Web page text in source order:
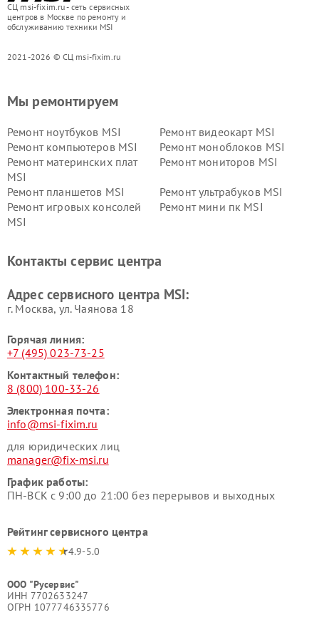
СЦ msi-fixim.ru - сеть сервисных
центров в Москве по ремонту и
обслуживанию техники MSI
2021-2026 © СЦ msi-fixim.ru
Мы ремонтируем
Ремонт ноутбуков MSI
Ремонт видеокарт MSI
Ремонт компьютеров MSI
Ремонт моноблоков MSI
Ремонт материнских плат
MSI
Ремонт мониторов MSI
Ремонт планшетов MSI
Ремонт ультрабуков MSI
Ремонт игровых консолей
MSI
Ремонт мини пк MSI
Контакты сервис центра
Адрес сервисного центра MSI:
г. Москва, ул. Чаянова 18
Горячая линия:
+7 (495) 023-73-25
Контактный телефон:
8 (800) 100-33-26
Электронная почта:
info@msi-fixim.ru
для юридических лиц
manager@fix-msi.ru
График работы:
ПН-ВСК с 9:00 до 21:00 без перерывов и выходных
Рейтинг сервисного центра
4.9-5.0
ООО "Русервис"
ИНН 7702633247
ОГРН 1077746335776